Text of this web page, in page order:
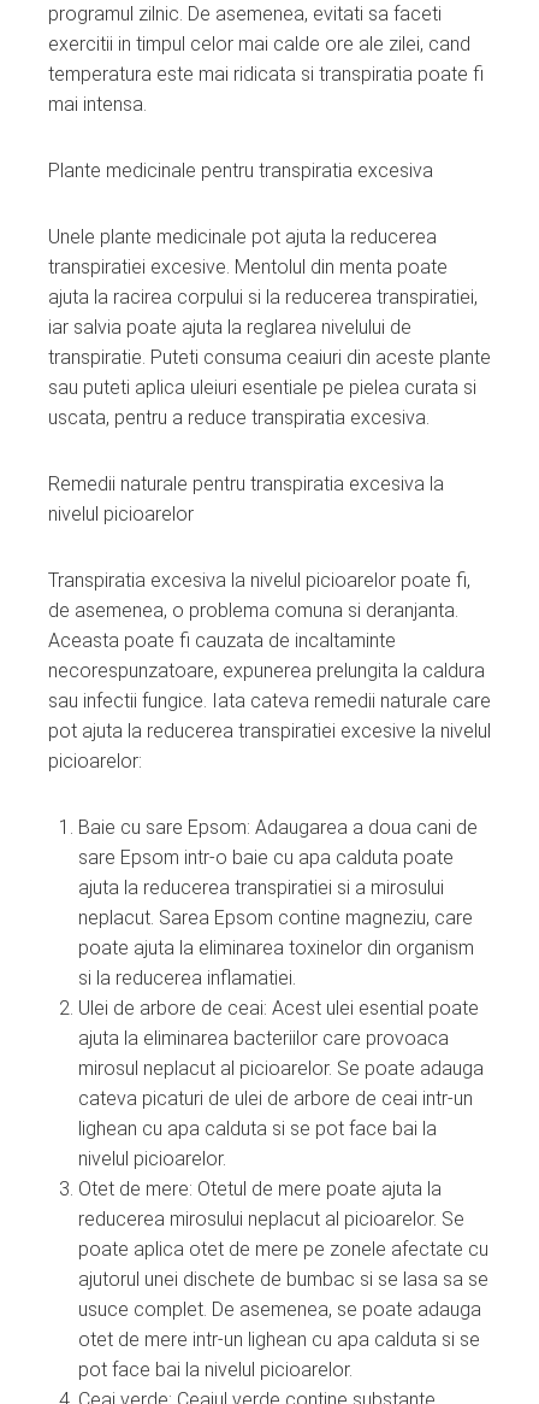
programul zilnic. De asemenea, evitati sa faceti
exercitii in timpul celor mai calde ore ale zilei, cand
temperatura este mai ridicata si transpiratia poate fi
mai intensa.
Plante medicinale pentru transpiratia excesiva
Unele plante medicinale pot ajuta la reducerea
transpiratiei excesive. Mentolul din menta poate
ajuta la racirea corpului si la reducerea transpiratiei,
iar salvia poate ajuta la reglarea nivelului de
transpiratie. Puteti consuma ceaiuri din aceste plante
sau puteti aplica uleiuri esentiale pe pielea curata si
uscata, pentru a reduce transpiratia excesiva.
Remedii naturale pentru transpiratia excesiva la
nivelul picioarelor
Transpiratia excesiva la nivelul picioarelor poate fi,
de asemenea, o problema comuna si deranjanta.
Aceasta poate fi cauzata de incaltaminte
necorespunzatoare, expunerea prelungita la caldura
sau infectii fungice. Iata cateva remedii naturale care
pot ajuta la reducerea transpiratiei excesive la nivelul
picioarelor:
Baie cu sare Epsom: Adaugarea a doua cani de
sare Epsom intr-o baie cu apa calduta poate
ajuta la reducerea transpiratiei si a mirosului
neplacut. Sarea Epsom contine magneziu, care
poate ajuta la eliminarea toxinelor din organism
si la reducerea inflamatiei.
Ulei de arbore de ceai: Acest ulei esential poate
ajuta la eliminarea bacteriilor care provoaca
mirosul neplacut al picioarelor. Se poate adauga
cateva picaturi de ulei de arbore de ceai intr-un
lighean cu apa calduta si se pot face bai la
nivelul picioarelor.
Otet de mere: Otetul de mere poate ajuta la
reducerea mirosului neplacut al picioarelor. Se
poate aplica otet de mere pe zonele afectate cu
ajutorul unei dischete de bumbac si se lasa sa se
usuce complet. De asemenea, se poate adauga
otet de mere intr-un lighean cu apa calduta si se
pot face bai la nivelul picioarelor.